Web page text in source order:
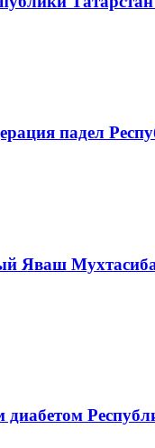
падел
Яваш